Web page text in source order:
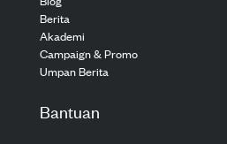
Berita
Akademi
Campaign & Promo
Umpan Berita
Bantuan